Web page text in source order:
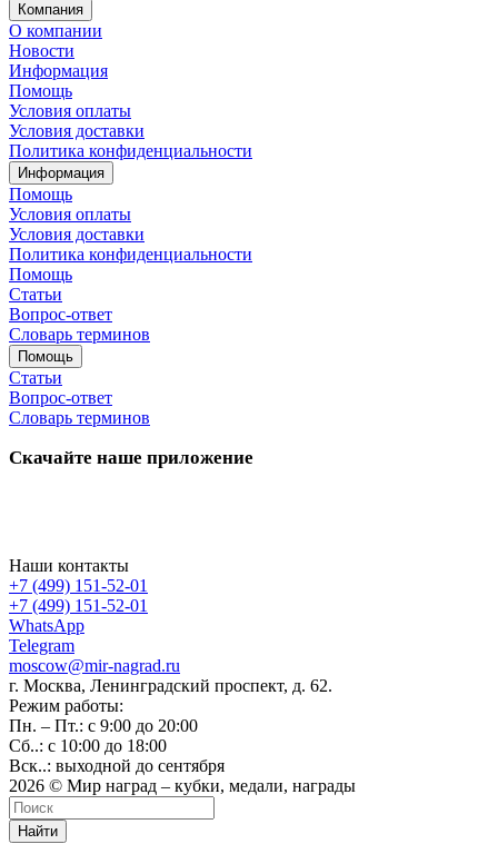
Компания
О компании
Новости
Информация
Помощь
Условия оплаты
Условия доставки
Политика конфиденциальности
Информация
Помощь
Условия оплаты
Условия доставки
Политика конфиденциальности
Помощь
Статьи
Вопрос-ответ
Словарь терминов
Помощь
Статьи
Вопрос-ответ
Словарь терминов
Скачайте наше приложение
Наши контакты
+7 (499) 151-52-01
+7 (499) 151-52-01
WhatsApp
Telegram
moscow@mir-nagrad.ru
г. Москва, Ленинградский проспект, д. 62.
Режим работы:
Пн. – Пт.: с 9:00 до 20:00
Сб..: с 10:00 до 18:00
Вск..: выходной до сентября
2026 © Мир наград – кубки, медали, награды
Найти